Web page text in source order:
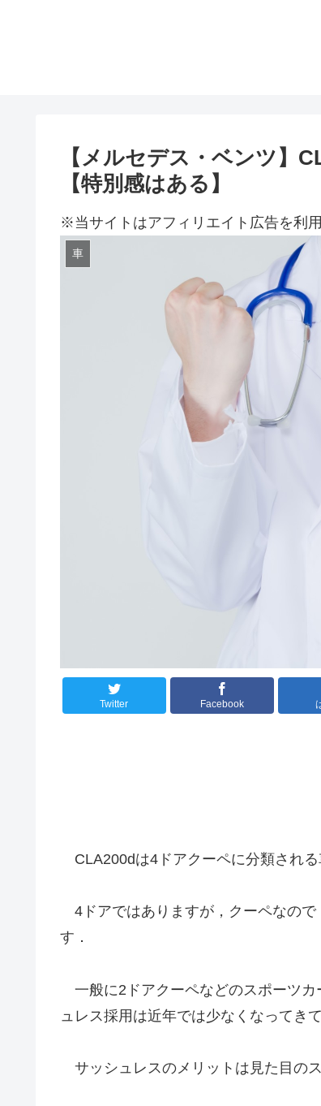
【メルセデス・ベンツ】
【特別感はある】
※当サイトはアフィリエイト広告を利用
車
Twitter Facebook
CLA200dは4ドアクーペに分類され
4ドアではありますが，クーペなので
す．
一般に2ドアクーペなどのスポーツカ
ュレス採用は近年では少なくなってき
サッシュレスのメリットは見た目の